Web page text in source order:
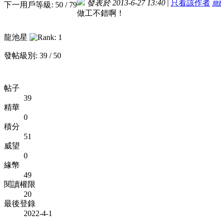
下一用戶等級: 50 / 79
龍池星
發帖級別: 39 / 50
帖子
39
精華
0
積分
51
威望
0
緣幣
49
閱讀權限
20
最後登錄
2022-4-1
發表於 2013-6-27 13:40 只看該作者 簡
做工不錯啊！